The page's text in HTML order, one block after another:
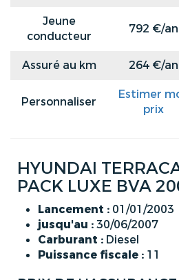
Jeune
conducteur
792 €/an
Assuré au km 264 €/an
Personnaliser
Estimer
prix
HYUNDAI
PACK LUXE BVA
Lancement : 01/01/2003
jusqu'au :30/06/2007
Carburant : Diesel
Puissance fiscale : 11